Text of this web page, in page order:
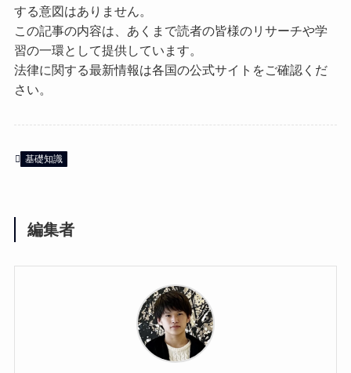
する意図はありません。
この記事の内容は、あくまで読者の皆様のリサーチや学
習の一環として提供しています。
法律に関する最新情報は各国の公式サイトをご確認くだ
さい。
基礎知識
編集者